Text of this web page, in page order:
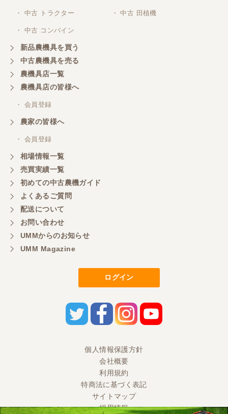
・ 中古 トラクター ・ 中古 田植機
・ 中古 コンバイン
新品農機具を買う
中古農機具を売る
農機具店一覧
農機具店の皆様へ
・ 会員登録
農家の皆様へ
・ 会員登録
相場情報一覧
売買実績一覧
初めての中古農機ガイド
よくあるご質問
配送について
お問い合わせ
UMMからのお知らせ
UMM Magazine
ログイン
個人情報保護方針
会社概要
利用規約
特商法に基づく表記
サイトマップ
採用情報